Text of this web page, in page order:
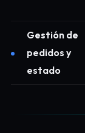
Gestión de
pedidos y
estado